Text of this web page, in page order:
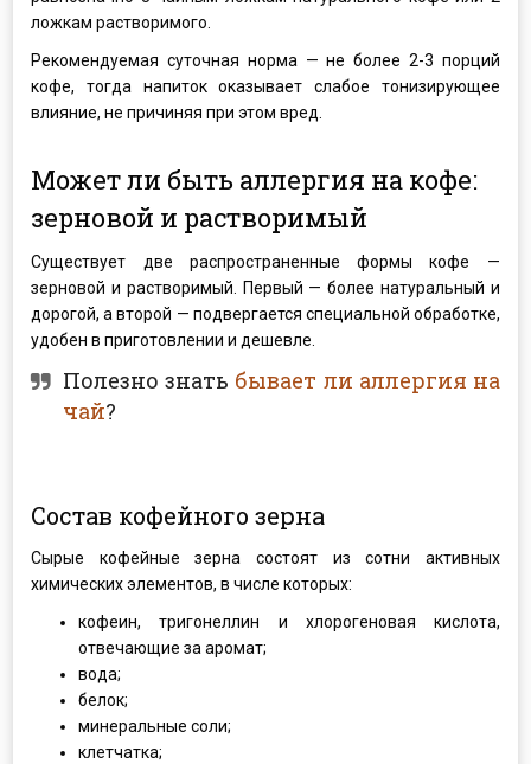
ложкам растворимого.
Рекомендуемая суточная норма — не более 2-3 порций
кофе, тогда напиток оказывает слабое тонизирующее
влияние, не причиняя при этом вред.
Может ли быть аллергия на кофе:
зерновой и растворимый
Существует две распространенные формы кофе —
зерновой и растворимый. Первый — более натуральный и
дорогой, а второй — подвергается специальной обработке,
удобен в приготовлении и дешевле.
Полезно знать бывает ли аллергия на
чай?
Состав кофейного зерна
Сырые кофейные зерна состоят из сотни активных
химических элементов, в числе которых:
кофеин, тригонеллин и хлорогеновая кислота,
отвечающие за аромат;
вода;
белок;
минеральные соли;
клетчатка;